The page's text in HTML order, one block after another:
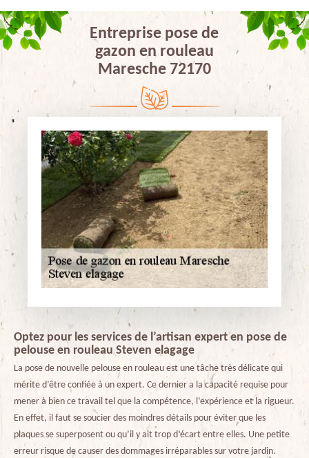
Entreprise pose de
gazon en rouleau
Maresche 72170
Optez pour les services de l’artisan expert en pose de
pelouse en rouleau Steven elagage
La pose de nouvelle pelouse en rouleau est une tâche très délicate qui
mérite d’être confiée à un expert. Ce dernier a la capacité requise pour
mener à bien ce travail tel que la compétence, l’expérience et la rigueur.
En effet, il faut se soucier des moindres détails pour éviter que les
plaques se superposent ou qu’il y ait trop d’écart entre elles. Une petite
erreur risque de causer des dommages irréparables sur votre jardin.